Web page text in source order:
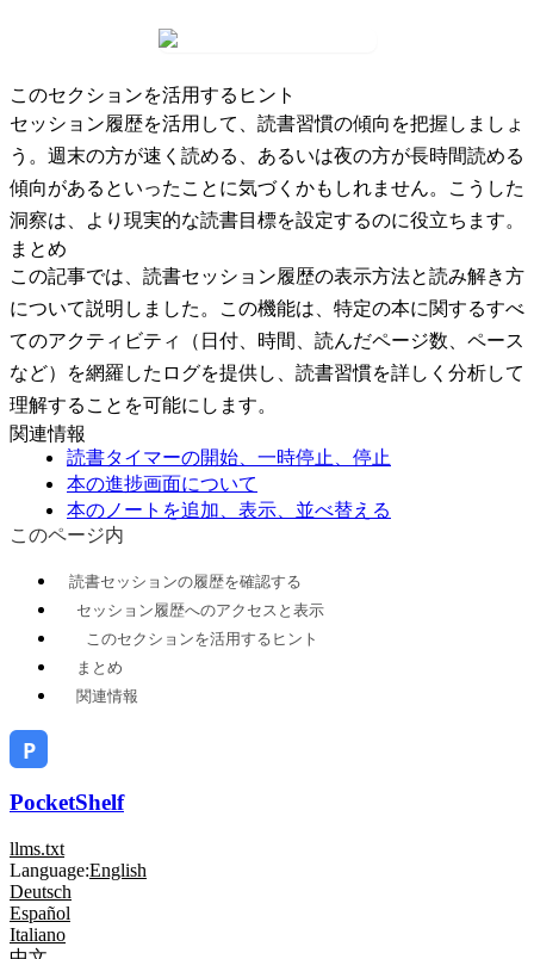
このセクションを活用するヒント
セッション履歴を活用して、読書習慣の傾向を把握しましょ
う。週末の方が速く読める、あるいは夜の方が長時間読める
傾向があるといったことに気づくかもしれません。こうした
洞察は、より現実的な読書目標を設定するのに役立ちます。
まとめ
この記事では、読書セッション履歴の表示方法と読み解き方
について説明しました。この機能は、特定の本に関するすべ
てのアクティビティ（日付、時間、読んだページ数、ペース
など）を網羅したログを提供し、読書習慣を詳しく分析して
理解することを可能にします。
関連情報
読書タイマーの開始、一時停止、停止
本の進捗画面について
本のノートを追加、表示、並べ替える
このページ内
読書セッションの履歴を確認する
セッション履歴へのアクセスと表示
このセクションを活用するヒント
まとめ
関連情報
PocketShelf
llms.txt
Language:English
Deutsch
Español
Italiano